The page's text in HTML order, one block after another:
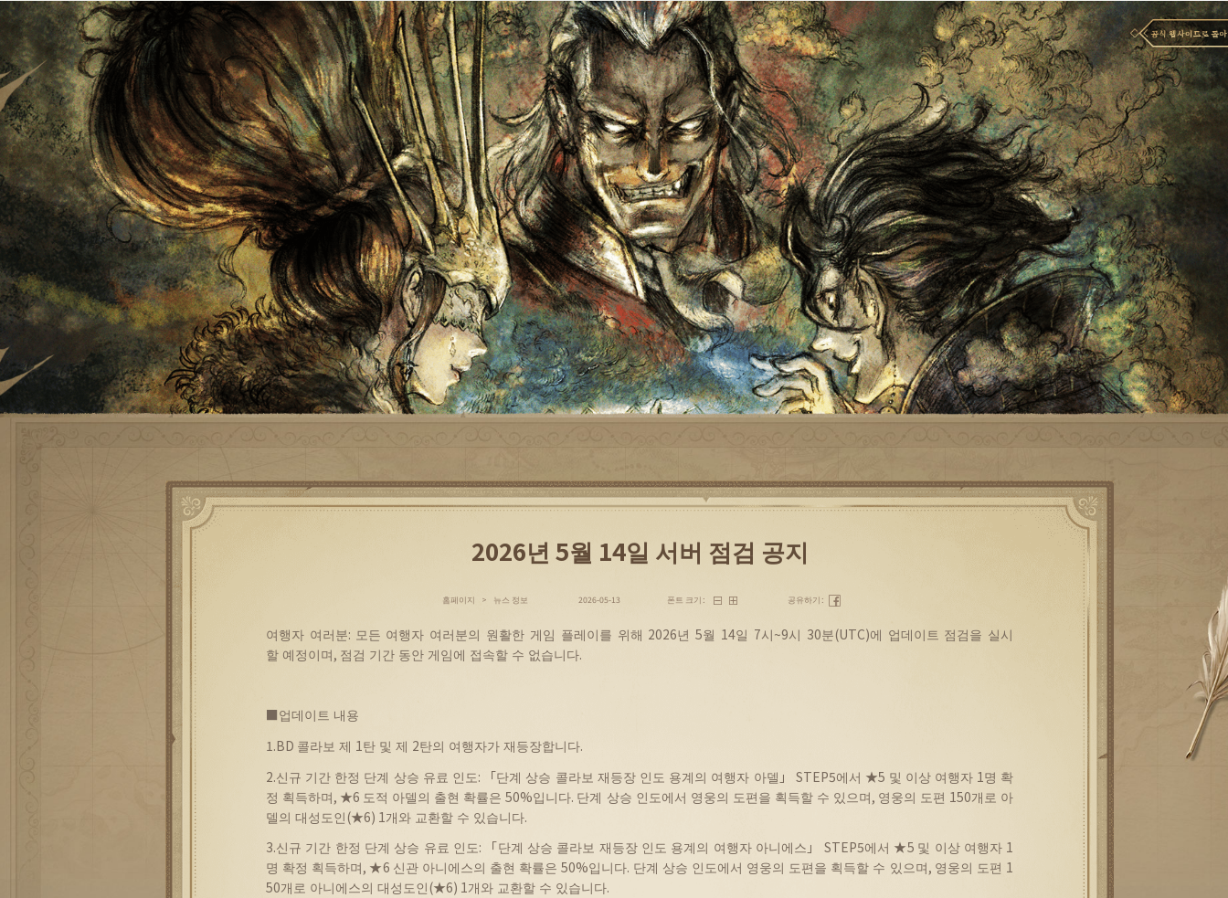
2026년 5월 14일 서버 점검 공지
홈페이지 > 뉴스 정보 2026-05-13 폰트 크기： 공유하기：
여행자 여러분: 모든 여행자 여러분의 원활한 게임 플레이를 위해 2026년 5월 14일 7시~9시 30분(UTC)에 업데이트 점검을 실시
할 예정이며, 점검 기간 동안 게임에 접속할 수 없습니다.
■업데이트 내용
1.BD 콜라보 제 1탄 및 제 2탄의 여행자가 재등장합니다.
2.신규 기간 한정 단계 상승 유료 인도: 「단계 상승 콜라보 재등장 인도 용계의 여행자 아델 」 STEP5에서 ★5 및 이상 여행자 1 명 확
정 획득하며, ★6 도적 아델의 출현 확률은 50%입니다. 단계 상승 인도에서 영웅의 도편을 획득할 수 있으며, 영웅의 도편 150개로 아
델의 대성도인(★6) 1 개와 교환할 수 있습니다.
3.신규 기간 한정 단계 상승 유료 인도: 「단계 상승 콜라보 재등장 인도 용계의 여행자 아니에스 」 STEP5에서 ★5 및 이상 여행자 1
명 확정 획득하며, ★6 신관 아니에스의 출현 확률은 50%입니다. 단계 상승 인도에서 영웅의 도편을 획득할 수 있으며, 영웅의 도편 1
50개로 아니에스의 대성도인(★6) 1개와 교환할 수 있습니다.